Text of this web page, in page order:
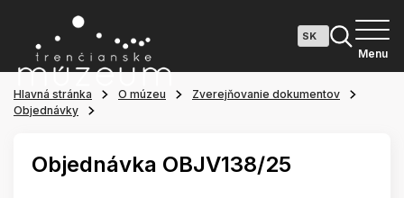
Menu
Hlavná stránka O múzeu
Zverejňovanie dokumentov
Objednávky
Objednávka OBJV138/25